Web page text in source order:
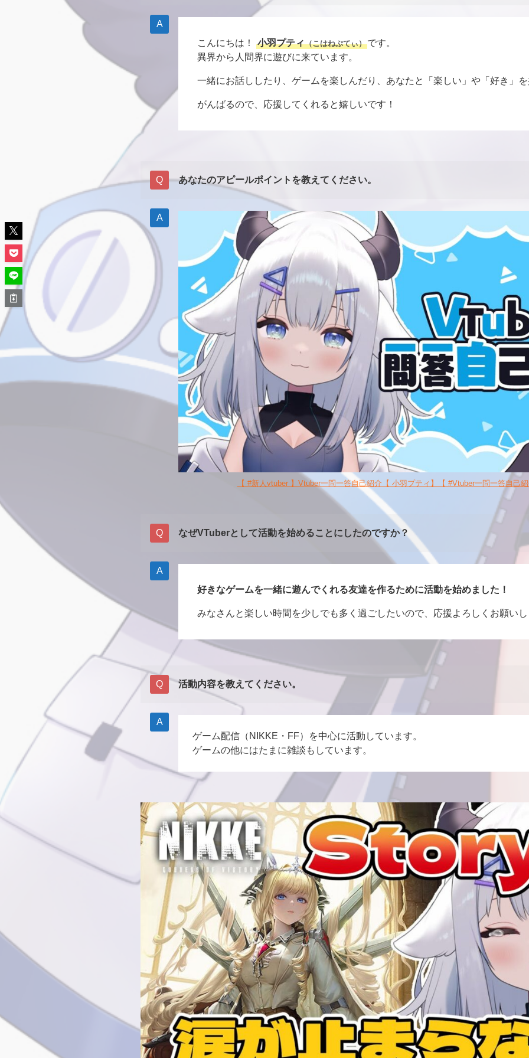
こんにちは！ 小羽プティ（こはねぷてぃ） です。
異界から人間界に遊びに来ています。
一緒にお話ししたり、ゲームを楽しんだり、あなたと「楽しい」や「好き」
がんばるので、応援してくれると嬉しいです！
あなたのアピールポイントを教えてください。
【 #新人vtuber 】Vtuber一問一答自己紹介【 小羽プティ】【 #Vtuber一問一答自己
なぜVTuberとして活動を始めることにしたのですか？
好きなゲームを一緒に遊んでくれる友達を作るために活動を始めました！
みなさんと楽しい時間を少しでも多く過ごしたいので、応援よろしくお願い
活動内容を教えてください。
ゲーム配信（NIKKE・FF）を中心に活動しています。
ゲームの他にはたまに雑談もしています。